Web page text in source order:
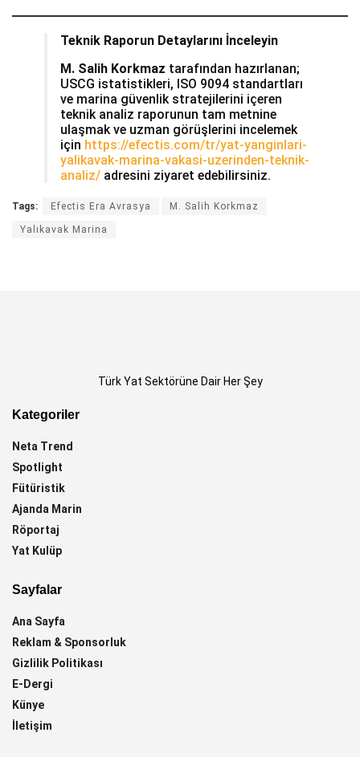
Teknik Raporun Detaylarını İnceleyin
M. Salih Korkmaz tarafından hazırlanan;
USCG istatistikleri, ISO 9094 standartları
ve marina güvenlik stratejilerini içeren
teknik analiz raporunun tam metnine
ulaşmak ve uzman görüşlerini incelemek
için https://efectis.com/tr/yat-yanginlari-
yalikavak-marina-vakasi-uzerinden-teknik-
analiz/ adresini ziyaret edebilirsiniz.
Tags: Efectis Era Avrasya M. Salih Korkmaz
Yalıkavak Marina
Türk Yat Sektörüne Dair Her Şey
Kategoriler
Neta Trend
Spotlight
Fütüristik
Ajanda Marin
Röportaj
Yat Kulüp
Sayfalar
Ana Sayfa
Reklam & Sponsorluk
Gizlilik Politikası
E-Dergi
Künye
İletişim